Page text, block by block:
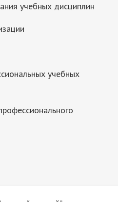
учебных дисциплин
учебных